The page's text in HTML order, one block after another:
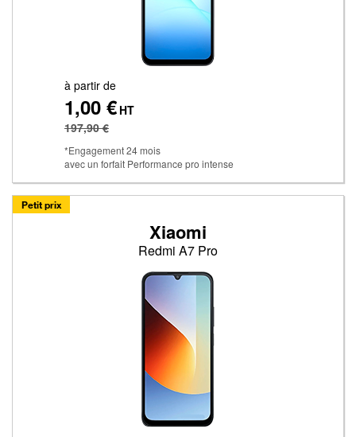
à partir de
1,00 € HT
197,90 €
*Engagement 24 mois
avec un forfait Performance pro intense
Petit prix
Xiaomi
Redmi A7 Pro